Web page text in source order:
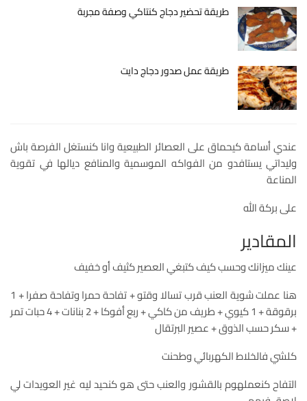
طريقة تحضير دجاج كنتاكي وصفة مجربة
طريقة عمل صدور دجاج دايت
عندي أسامة كيحماق على العصائر الطبيعية وانا كنستغل الفرصة باش
وليداتي يستافدو من الفواكه الموسمية والمنافع ديالها في تقوية
المناعة
على بركة الله
المقادير
عينك ميزانك وحسب كيف كتبغي العصير كثيف أو خفيف
هنا عملت شوية العنب قرب تسالا وقتو + تفاحة حمرا وتفاحة صفرا + 1
برقوقة + 1 كيوي + طريف من كاكي + ربع أفوكا + 2 بنانات + 4 حبات تمر
+ سكر حسب الذوق + عصير البرتقال
كلشي فالخلاط الكهربائي وطحنت
التفاح كنعملهوم بالقشور والعنب حتى هو كنحيد ليه غير العويدات لي